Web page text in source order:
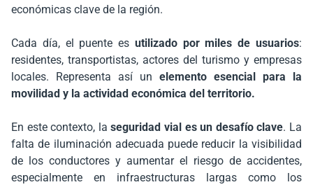
económicas clave de la región.
Cada día, el puente es utilizado por miles de usuarios:
residentes, transportistas, actores del turismo y empresas
locales. Representa así un elemento esencial para la
movilidad y la actividad económica del territorio.
En este contexto, laseguridad vial es un desafío clave. La
falta de iluminación adecuada puede reducir la visibilidad
de los conductores y aumentar el riesgo de accidentes,
especialmente en infraestructuras largas como los